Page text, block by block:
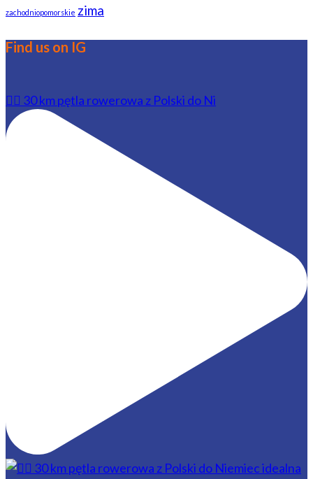
zachodniopomorskie zima
Find us on IG
🚴‍♂️ 30 km pętla rowerowa z Polski do Ni